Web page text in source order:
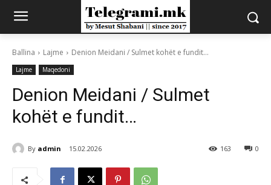
Ballina Lajme Denion Meidani / Sulmet kohët e fundit...
Lajme Maqedoni
Denion Meidani / Sulmet
kohët e fundit…
By admin 15.02.2026 0
163